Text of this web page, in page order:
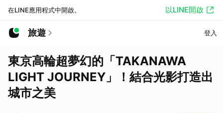
在LINE應用程式中開啟。 以LINE開啟
旅遊 登入
東京高輪超夢幻的「TAKANAWA
LIGHT JOURNEY」！結合光影打造出
城市之美